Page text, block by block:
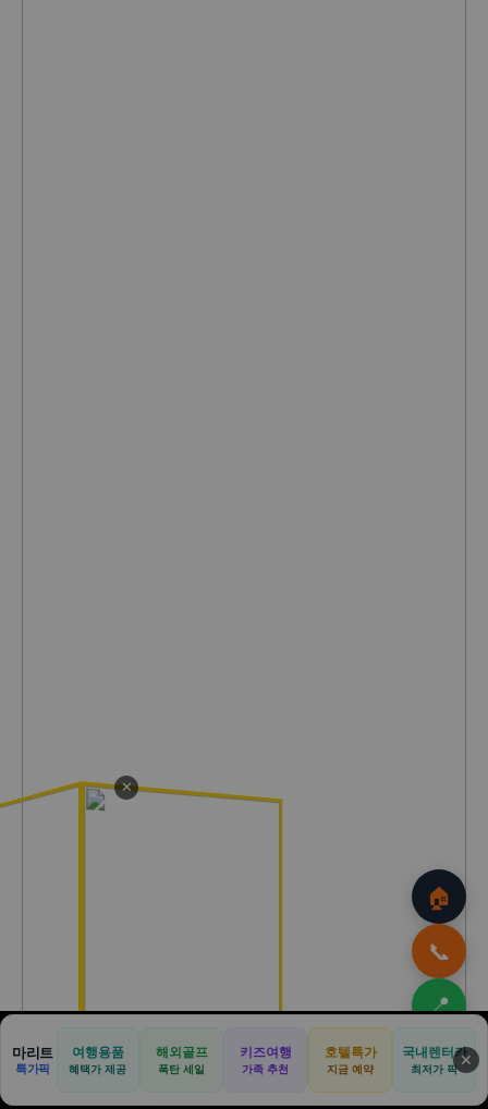
🏠
📞
📍
⬆️
🏠
리무진
💒 🏕️
캠핑카
📢
광고
✕
마리트
특가픽
여행용품
혜택가 제공
해외골프
폭탄 세일
키즈여행
가족 추천
호텔특가
지금 예약
국내렌터카
최저가 픽 ✕